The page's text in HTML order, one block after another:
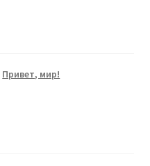
Привет, мир!